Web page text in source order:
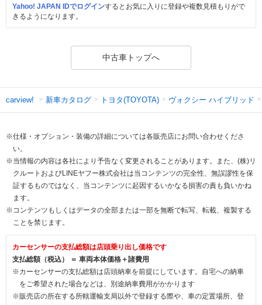
Yahoo! JAPAN IDでログインするとお気に入りに登録や複数見積もりがで
きるようになります。
中古車トップへ
carview! 新車カタログ トヨタ(TOYOTA) ヴォクシー ハイブリッド
※仕様・オプション・装備の詳細については各販売店にお問い合わせくださ
い。
※当情報の内容は各社により予告なく変更されることがあります。また、(株)リ
クルートおよびLINEヤフー株式会社は当コンテンツの完全性、無誤謬性を保
証するものではなく、当コンテンツに起因するいかなる損害の責も負いかね
ます。
※コンテンツもしくはデータの全部または一部を無断で転写、転載、複製する
ことを禁じます。
カーセンサーの支払総額は店頭乗り出し価格です
支払総額（税込） ＝ 車両本体価格＋諸費用
※カーセンサーの支払総額は店頭納車を前提にしています。自宅への納車
をご希望された場合などは、別途納車費用がかかります
※販売店の所在する所轄運輸支局以外で登録する際や、車の定置場所、登